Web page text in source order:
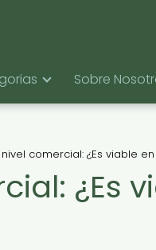
Sobre
comercial: ¿Es viable
¿Es